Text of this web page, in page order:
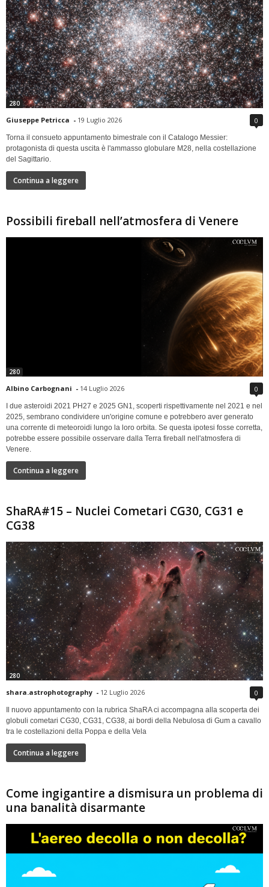
280
Giuseppe Petricca - 19 Luglio 2026 0
Torna il consueto appuntamento bimestrale con il Catalogo Messier:
protagonista di questa uscita è l'ammasso globulare M28, nella costellazione
del Sagittario.
Continua a leggere
Possibili fireball nell’atmosfera di Venere
280
Albino Carbognani - 14 Luglio 2026 0
I due asteroidi 2021 PH27 e 2025 GN1, scoperti rispettivamente nel 2021 e nel
2025, sembrano condividere un'origine comune e potrebbero aver generato
una corrente di meteoroidi lungo la loro orbita. Se questa ipotesi fosse corretta,
potrebbe essere possibile osservare dalla Terra fireball nell'atmosfera di
Venere.
Continua a leggere
ShaRA#15 – Nuclei Cometari CG30, CG31 e
CG38
280
shara.astrophotography - 12 Luglio 2026 0
Il nuovo appuntamento con la rubrica ShaRA ci accompagna alla scoperta dei
globuli cometari CG30, CG31, CG38, ai bordi della Nebulosa di Gum a cavallo
tra le costellazioni della Poppa e della Vela
Continua a leggere
Come ingigantire a dismisura un problema di
una banalità disarmante